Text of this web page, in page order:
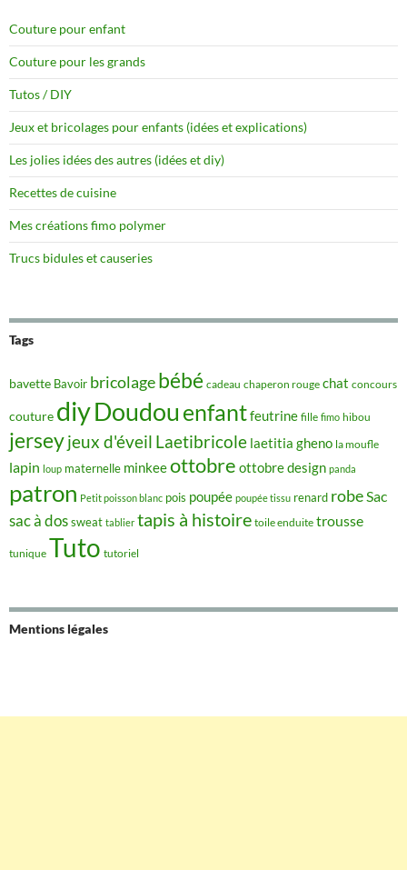
Couture pour enfant
Couture pour les grands
Tutos / DIY
Jeux et bricolages pour enfants (idées et explications)
Les jolies idées des autres (idées et diy)
Recettes de cuisine
Mes créations fimo polymer
Trucs bidules et causeries
Tags
bavette Bavoir bricolagebébé cadeau chaperon rouge chat concours
couture diyDoudou enfantfeutrine fille fimo hibou
jerseyjeux d'éveil Laetibricole laetitia gheno la moufle
lapin loup maternelle minkeeottobre ottobre design panda
patron Petit poisson blanc pois poupée poupée tissu renard robe Sac
sac à dossweat tablier tapis à histoire toile enduite trousse
tunique Tuto tutoriel
Mentions légales